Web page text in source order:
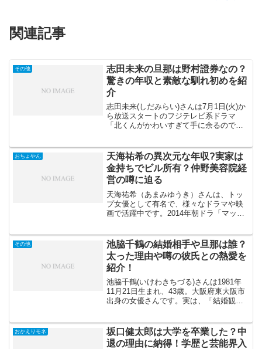
関連記事
その他
志田未来の旦那は野村證券なの？
驚きの年収と素敵な馴れ初めを紹
介
志田未来(しだみらい)さんは7月1日(火)か
ら放送スタートのフジテレビ系ドラマ
「北くんがかわいすぎて手に余るので、3
は、私生活を中心に自然な、かわいらし
い姿をいつも見せて...
おちょやん
天海祐希の異次元な年収?実家は
金持ちでビル所有？仲野美容院経
営の噂に迫る
天海祐希（あまみゆうき）さんは、トッ
プ女優として有名で、様々なドラマや映
画で活躍中です。2014年朝ドラ「マッサ
ターのみで出演しました。どちらの作品
も主演の俳優さん...
その他
池脇千鶴の結婚相手や旦那は誰？
太った理由や噂の彼氏との熱愛を
紹介！
池脇千鶴(いけわきちづる)さんは1981年
11月21日生まれ、43歳。大阪府東大阪市
出身の女優さんです。実は、「結婚観や
技派女優さんです。2025年度後期NHK連
続テレ...
おかえりモネ
坂口健太郎は大学を卒業した？中
退の理由に納得！学歴と芸能界入